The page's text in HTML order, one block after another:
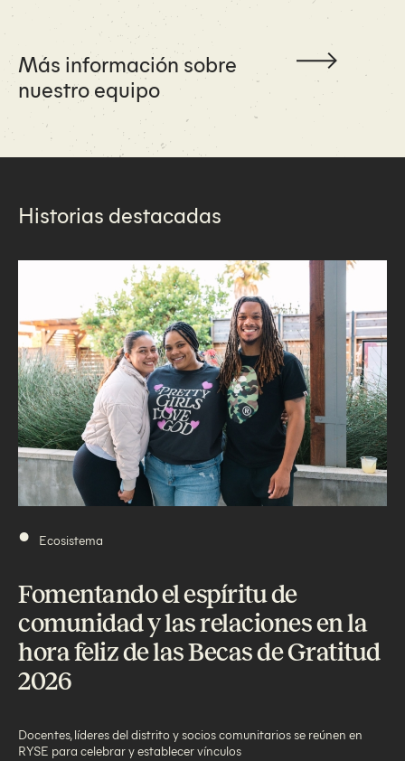
Más información sobre
nuestro equipo
Historias destacadas
• Ecosistema
Fomentando el espíritu de
comunidad y las relaciones en la
hora feliz de las Becas de Gratitud
2026
Docentes, líderes del distrito y socios comunitarios se reúnen en
RYSE para celebrar y establecer vínculos